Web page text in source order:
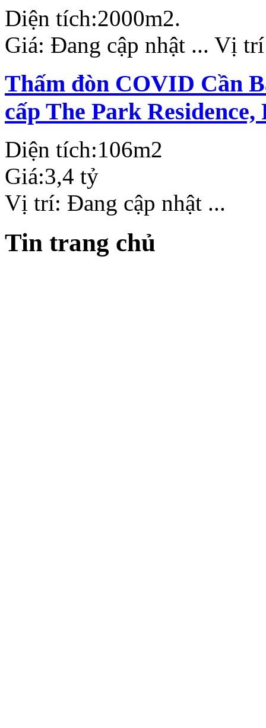
Diện tích:2000m2.
Giá: Đang cập nhật ... Vị
Thấm đòn COVID Cần
cấp The Park
Diện tích:106m2
Giá:3,4 tỷ
Vị trí: Đang cập nhật ...
Tin trang chủ